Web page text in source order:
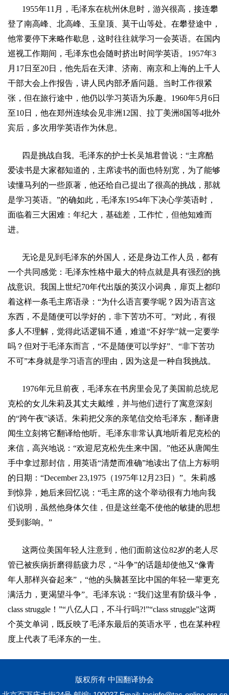
1955年11 月，毛泽东在杭州休息时，游兴很高，接连攀
登了南高峰、北高峰、玉皇顶、莫干山等处。在攀登途中，
他常要停下来略作歇息，这时往往就学习一会英语。在国内
巡视工作期间，毛泽东也会随时挤出时间学英语。 1957年3
月 17日 至20日，他先后在天津、济南、南京和上海的上千人
干部大会上作报告，讲人民内部矛盾问题。当时工作很紧
张，但在旅行途中，他仍以学习英语为乐趣。 1960年5月 6日
至10日，他在郑州连续会见非洲 12国、拉丁美洲8国等4批外
宾后，多次用学英语作为休息。
四是挑战自我。毛泽东的护士长吴旭君曾说： “主席酷
爱读书是大家都知道的，主席读书的面也特别宽，为了能够
读懂马列的一些原著，他还给自己提出了很高的挑战，那就
是学习英语。 ”的确如此，毛泽东1954年下决心学英语时，
面临着三大困难：年纪大，基础差，工作忙，但他知难而
进。
无论是见到毛泽东的外国人，还是身边工作人员，都有
一个共同感觉：毛泽东性格中最大的特点就是具有强烈的挑
战意识。我国上世纪70年代出版的英汉小词典，扉页上都印
着这样一条毛主席语录： “为什么语言要学呢？因为语言这
东西，不是随便可以学好的，非下苦功不可。 ”对此，有很
多人不理解，觉得此话逻辑不通，难道“不好学”就一定要学
吗？但对于毛泽东而言， “不是随便可以学好” “非下苦功
不可”本身就是学习语言的理由，因为这是一种自我挑战。
1976年元旦前夜，毛泽东在书房里会见了美国前总统尼
克松的女儿朱莉及其丈夫戴维，并与他们进行了寓意深刻
的“跨午夜”谈话。朱莉把父亲的亲笔信交给毛泽东，翻译唐
闻生立刻将它翻译给他听。毛泽东非常认真地听着尼克松的
来信，高兴地说： “欢迎尼克松先生来中国。 ”他还从唐闻生
手中拿过那封信，用英语“清楚而准确”地读出了信上方标明
的日期： “December 23,1975 （1975年12 月 23日 ） ”。朱莉感
到惊异，她后来回忆说： “毛主席的这个举动很有力地向我
们说明，虽然他身体欠佳，但是这丝毫不使他的敏捷的思想
受到影响。 ”
这两位美国年轻人注意到，他们面前这位82岁的老人尽
管已被疾病折磨得筋疲力尽， “斗争”的话题却使他又 “像青
年人那样兴奋起来” ， “他的头脑甚至比中国的年轻一辈更充
满活力，更渴望斗争”。毛泽东说： “我们这里有阶级斗争，
class struggle ！ ”“八亿人口，不斗行吗?!”“class struggle”这两
个英文单词，既反映了毛泽东最后的英语水平，也在某种程
度上代表了毛泽东的一生。
版权所有 中国翻译协会